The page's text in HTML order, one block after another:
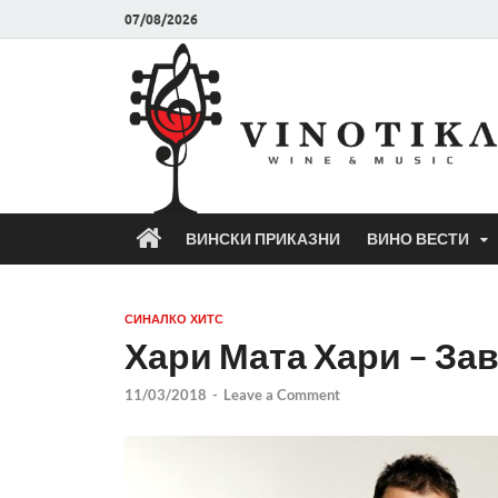
07/08/2026
ВИНСКИ ПРИКАЗНИ ВИНО ВЕСТИ
СИНАЛКО ХИТС
Хари Мата Хари –
11/03/2018 - Leave a Comment